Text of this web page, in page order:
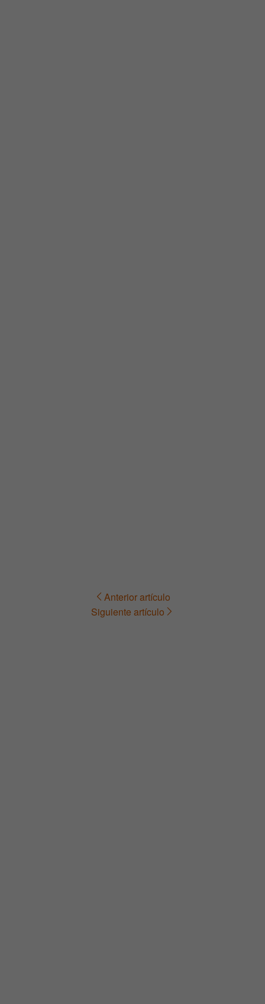
Navegación Anterior artículo
Siguiente artículo